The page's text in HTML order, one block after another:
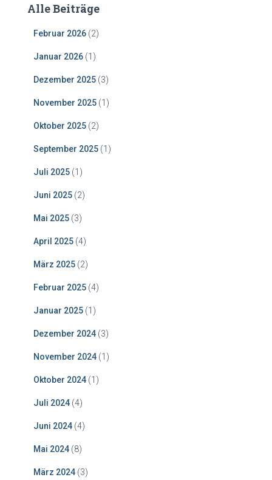
Alle Beiträge
Februar 2026 (2)
Januar 2026 (1)
Dezember 2025 (3)
November 2025 (1)
Oktober 2025 (2)
September 2025 (1)
Juli 2025 (1)
Juni 2025 (2)
Mai 2025 (3)
April 2025 (4)
März 2025 (2)
Februar 2025 (4)
Januar 2025 (1)
Dezember 2024 (3)
November 2024 (1)
Oktober 2024 (1)
Juli 2024 (4)
Juni 2024 (4)
Mai 2024 (8)
März 2024 (3)